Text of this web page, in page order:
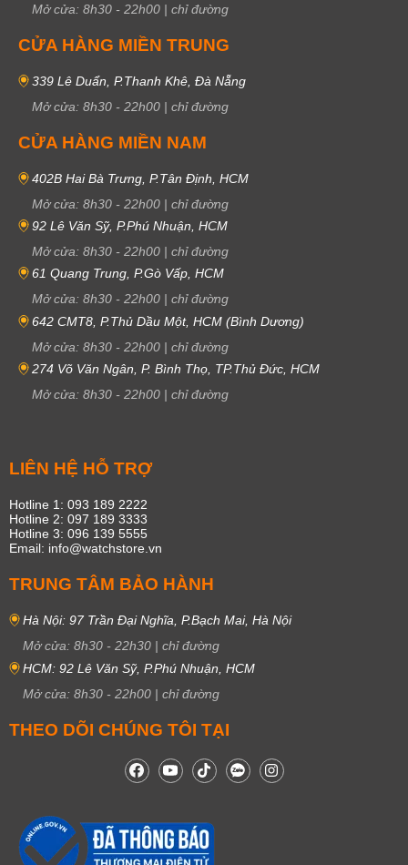
Mở cửa: 8h30 - 22h00 | chỉ đường
CỬA HÀNG MIỀN TRUNG
339 Lê Duẩn, P.Thanh Khê, Đà Nẵng
Mở cửa: 8h30 - 22h00 | chỉ đường
CỬA HÀNG MIỀN NAM
402B Hai Bà Trưng, P.Tân Định, HCM
Mở cửa: 8h30 - 22h00 | chỉ đường
92 Lê Văn Sỹ, P.Phú Nhuận, HCM
Mở cửa: 8h30 - 22h00 | chỉ đường
61 Quang Trung, P.Gò Vấp, HCM
Mở cửa: 8h30 - 22h00 | chỉ đường
642 CMT8, P.Thủ Dầu Một, HCM (Bình Dương)
Mở cửa: 8h30 - 22h00 | chỉ đường
274 Võ Văn Ngân, P. Bình Thọ, TP.Thủ Đức, HCM
Mở cửa: 8h30 - 22h00 | chỉ đường
LIÊN HỆ HỖ TRỢ
Hotline 1: 093 189 2222
Hotline 2: 097 189 3333
Hotline 3: 096 139 5555
Email: info@watchstore.vn
TRUNG TÂM BẢO HÀNH
Hà Nội: 97 Trần Đại Nghĩa, P.Bạch Mai, Hà Nội
Mở cửa: 8h30 - 22h30 | chỉ đường
HCM: 92 Lê Văn Sỹ, P.Phú Nhuận, HCM
Mở cửa: 8h30 - 22h00 | chỉ đường
THEO DÕI CHÚNG TÔI TẠI